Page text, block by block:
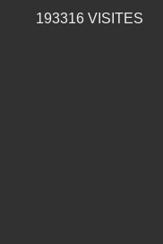
193316 VISITES